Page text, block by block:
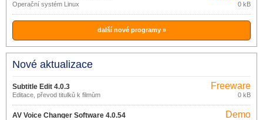
Operační systém Linux 0 kB
další nové programy »
Nové aktualizace
Subtitle Edit 4.0.3
Editace, převod titulků k filmům
Freeware
0 kB
AV Voice Changer Software 4.0.54 Demo